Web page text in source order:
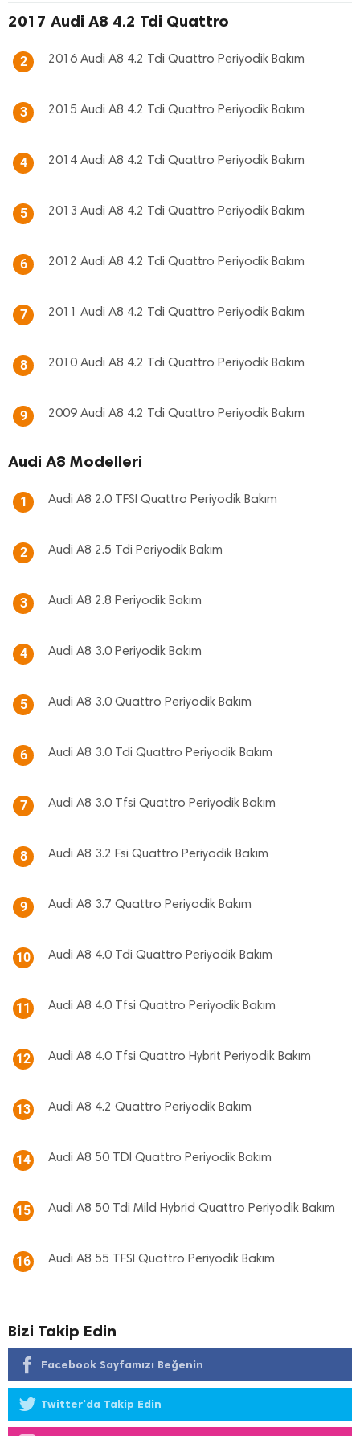
2017 Audi A8 4.2 Tdi Quattro
2 2016 Audi A8 4.2 Tdi Quattro Periyodik Bakım
3 2015 Audi A8 4.2 Tdi Quattro Periyodik Bakım
4 2014 Audi A8 4.2 Tdi Quattro Periyodik Bakım
5 2013 Audi A8 4.2 Tdi Quattro Periyodik Bakım
6 2012 Audi A8 4.2 Tdi Quattro Periyodik Bakım
7 2011 Audi A8 4.2 Tdi Quattro Periyodik Bakım
8 2010 Audi A8 4.2 Tdi Quattro Periyodik Bakım
9 2009 Audi A8 4.2 Tdi Quattro Periyodik Bakım
Audi A8 Modelleri
1 Audi A8 2.0 TFSI Quattro Periyodik Bakım
2 Audi A8 2.5 Tdi Periyodik Bakım
3 Audi A8 2.8 Periyodik Bakım
4 Audi A8 3.0 Periyodik Bakım
5 Audi A8 3.0 Quattro Periyodik Bakım
6 Audi A8 3.0 Tdi Quattro Periyodik Bakım
7 Audi A8 3.0 Tfsi Quattro Periyodik Bakım
8 Audi A8 3.2 Fsi Quattro Periyodik Bakım
9 Audi A8 3.7 Quattro Periyodik Bakım
10 Audi A8 4.0 Tdi Quattro Periyodik Bakım
11 Audi A8 4.0 Tfsi Quattro Periyodik Bakım
12 Audi A8 4.0 Tfsi Quattro Hybrit Periyodik Bakım
13 Audi A8 4.2 Quattro Periyodik Bakım
14 Audi A8 50 TDI Quattro Periyodik Bakım
15 Audi A8 50 Tdi Mild Hybrid Quattro Periyodik Bakım
16 Audi A8 55 TFSI Quattro Periyodik Bakım
Bizi Takip Edin
Facebook Sayfamızı Beğenin
Twitter'da Takip Edin